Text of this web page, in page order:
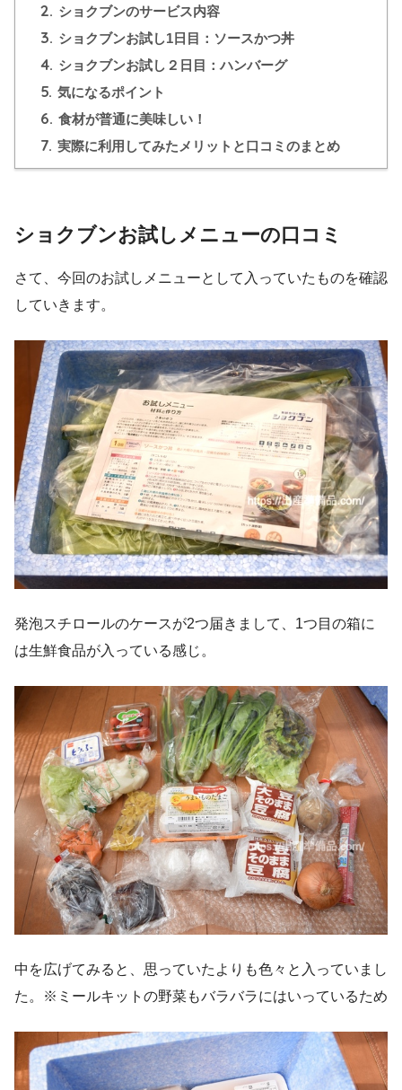
2. ショクブンのサービス内容
3. ショクブンお試し1日目：ソースかつ丼
4. ショクブンお試し２日目：ハンバーグ
5. 気になるポイント
6. 食材が普通に美味しい！
7. 実際に利用してみたメリットと口コミのまとめ
ショクブンお試しメニューの口コミ
さて、今回のお試しメニューとして入っていたものを確認
していきます。
発泡スチロールのケースが2つ届きまして、1つ目の箱に
は生鮮食品が入っている感じ。
中を広げてみると、思っていたよりも色々と入っていまし
た。※ミールキットの野菜もバラバラにはいっているため